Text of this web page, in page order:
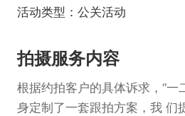
活动类型：公关活动
拍摄服务内容
根据约拍客户的具体诉求，“一
身定制了一套跟拍方案，我 们